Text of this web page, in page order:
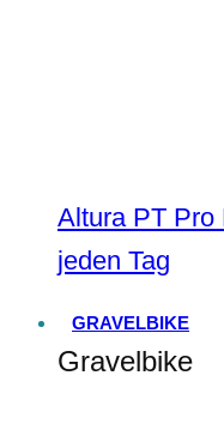
Altura PT Pro
jeden Tag
GRAVELBIKE
Gravelbike